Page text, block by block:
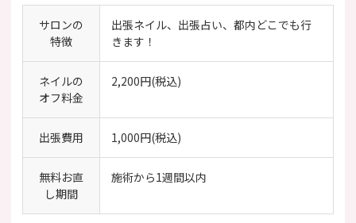
サロンの
特徴
出張ネイル、出張占い、都内どこでも行
きます！
ネイルの
オフ料金
2,200円(税込)
出張費用 1,000円(税込)
無料お直
し期間
施術から1週間以内